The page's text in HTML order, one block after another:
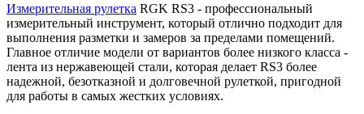
Измерительная рулетка RGK RS3 - профессиональный
измерительный инструмент, который отлично подходит для
выполнения разметки и замеров за пределами помещений.
Главное отличие модели от вариантов более низкого класса -
лента из нержавеющей стали, которая делает RS3 более
надежной, безотказной и долговечной рулеткой, пригодной
для работы в самых жестких условиях.